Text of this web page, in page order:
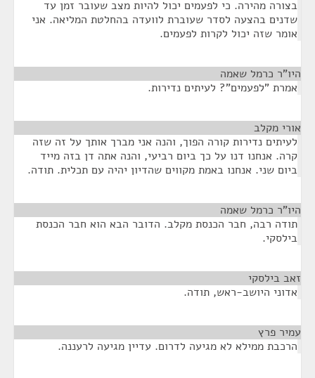
בצורה מהירה. כי לפעמים יכול להיות מצב שעובר זמן עד
שדנים בהצעה לסדר שעוברת לוועדה בהחלטת המליאה. אני
אומר שזה יכול לקרות לפעמים.
היו"ר כרמל שאמה
אמרת "לפעמים"? לעיתים נדירות.
אורי מקלב
לעיתים נדירות קורה הפוך, והנה אני מברך אותך על זה שזה
קרה. אנחנו דנו על כך ביום רביעי, והנה אתה דן בזה מייד
ביום שני. אנחנו באמת מקווים שהדיון יהיה עם תכלית. תודה.
היו"ר כרמל שאמה
תודה רבה, חבר הכנסת מקלב. הדובר הבא הוא חבר הכנסת
בילסקי.
זאב בילסקי
אדוני היושב-ראש, תודה.
עמיר פרץ
הרכבת ממילא לא מגיעה לדרום. עדיין מגיעה לרעננה.